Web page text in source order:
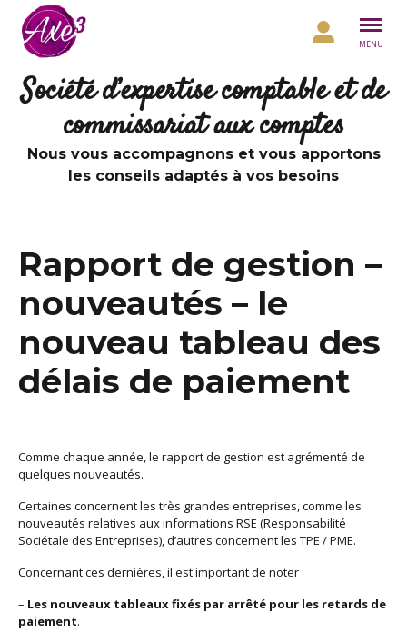
Aller au contenu
MENU
Société d’expertise comptable et de
commissariat aux comptes
Nous vous accompagnons et vous apportons
les conseils adaptés à vos besoins
Rapport de gestion –
nouveautés – le
nouveau tableau des
délais de paiement
Comme chaque année, le rapport de gestion est agrémenté de
quelques nouveautés.
Certaines concernent les très grandes entreprises, comme les
nouveautés relatives aux informations RSE (Responsabilité
Sociétale des Entreprises), d’autres concernent les TPE / PME.
Concernant ces dernières, il est important de noter :
– Les nouveaux tableaux fixés par arrêté pour les retards de
paiement.